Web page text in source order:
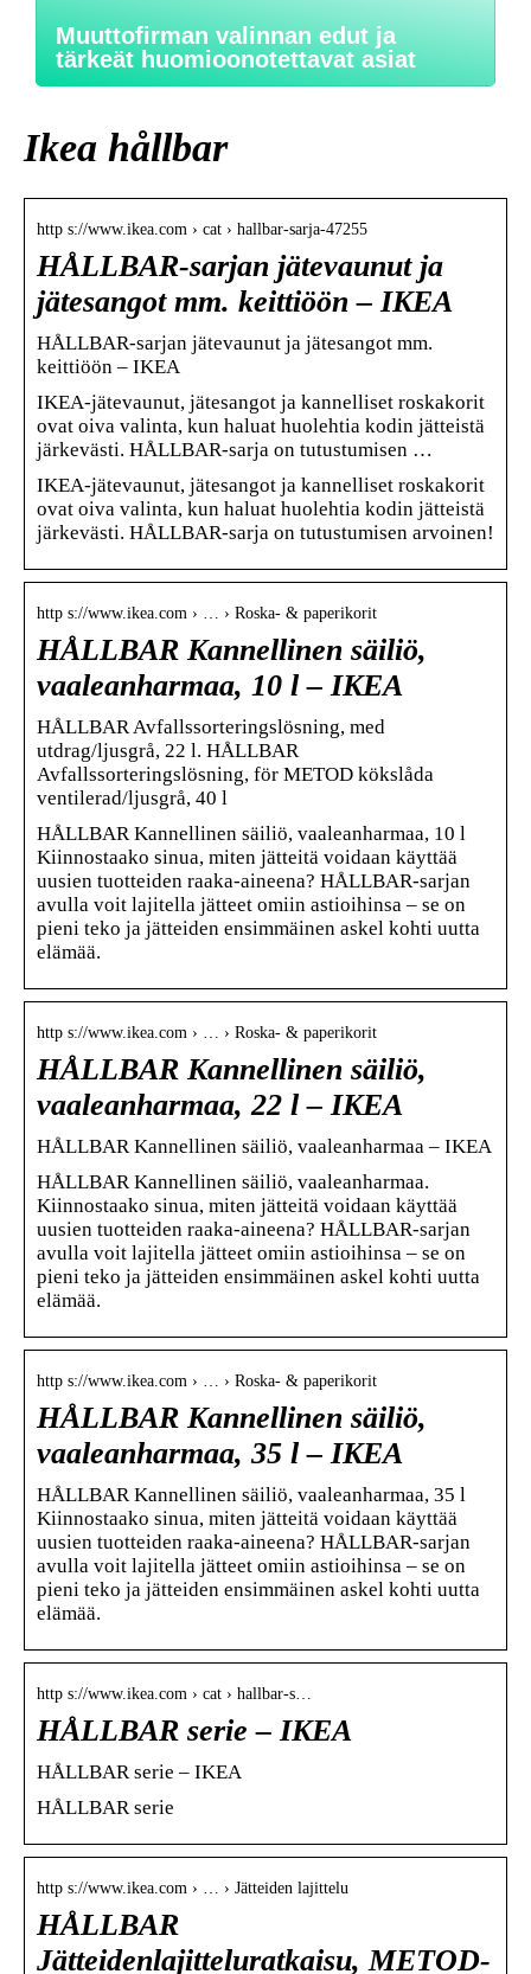
Muuttofirman valinnan edut ja
tärkeät huomioonotettavat asiat
Ikea hållbar
http s://www.ikea.com › cat › hallbar-sarja-47255
HÅLLBAR-sarjan jätevaunut ja
jätesangot mm. keittiöön – IKEA
HÅLLBAR-sarjan jätevaunut ja jätesangot mm.
keittiöön – IKEA
IKEA-jätevaunut, jätesangot ja kannelliset roskakorit
ovat oiva valinta, kun haluat huolehtia kodin jätteistä
järkevästi. HÅLLBAR-sarja on tutustumisen …
IKEA-jätevaunut, jätesangot ja kannelliset roskakorit
ovat oiva valinta, kun haluat huolehtia kodin jätteistä
järkevästi. HÅLLBAR-sarja on tutustumisen arvoinen!
http s://www.ikea.com › … › Roska- & paperikorit
HÅLLBAR Kannellinen säiliö,
vaaleanharmaa, 10 l – IKEA
HÅLLBAR Avfallssorteringslösning, med
utdrag/ljusgrå, 22 l. HÅLLBAR
Avfallssorteringslösning, för METOD kökslåda
ventilerad/ljusgrå, 40 l
HÅLLBAR Kannellinen säiliö, vaaleanharmaa, 10 l
Kiinnostaako sinua, miten jätteitä voidaan käyttää
uusien tuotteiden raaka-aineena? HÅLLBAR-sarjan
avulla voit lajitella jätteet omiin astioihinsa – se on
pieni teko ja jätteiden ensimmäinen askel kohti uutta
elämää.
http s://www.ikea.com › … › Roska- & paperikorit
HÅLLBAR Kannellinen säiliö,
vaaleanharmaa, 22 l – IKEA
HÅLLBAR Kannellinen säiliö, vaaleanharmaa – IKEA
HÅLLBAR Kannellinen säiliö, vaaleanharmaa.
Kiinnostaako sinua, miten jätteitä voidaan käyttää
uusien tuotteiden raaka-aineena? HÅLLBAR-sarjan
avulla voit lajitella jätteet omiin astioihinsa – se on
pieni teko ja jätteiden ensimmäinen askel kohti uutta
elämää.
http s://www.ikea.com › … › Roska- & paperikorit
HÅLLBAR Kannellinen säiliö,
vaaleanharmaa, 35 l – IKEA
HÅLLBAR Kannellinen säiliö, vaaleanharmaa, 35 l
Kiinnostaako sinua, miten jätteitä voidaan käyttää
uusien tuotteiden raaka-aineena? HÅLLBAR-sarjan
avulla voit lajitella jätteet omiin astioihinsa – se on
pieni teko ja jätteiden ensimmäinen askel kohti uutta
elämää.
http s://www.ikea.com › cat › hallbar-s…
HÅLLBAR serie – IKEA
HÅLLBAR serie – IKEA
HÅLLBAR serie
http s://www.ikea.com › … › Jätteiden lajittelu
HÅLLBAR
Jätteidenlajitteluratkaisu, METOD-